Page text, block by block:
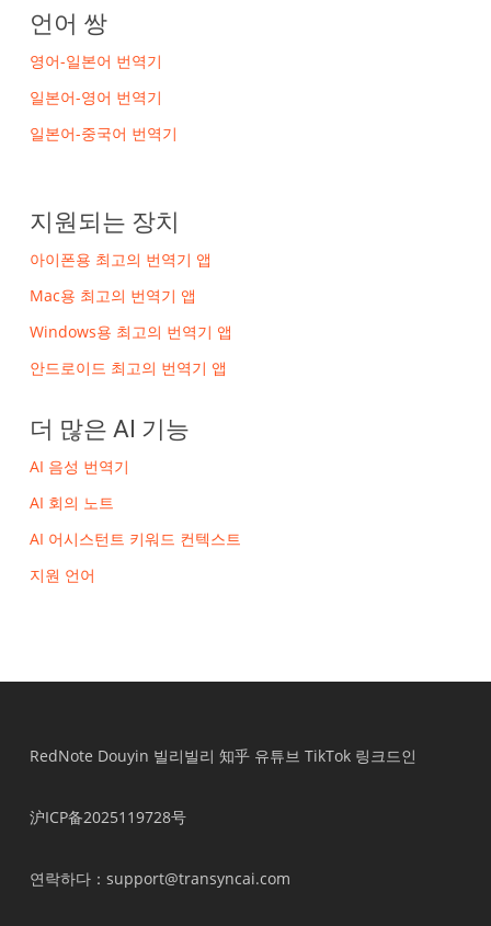
언어 쌍
영어-일본어 번역기
일본어-영어 번역기
일본어-중국어 번역기
지원되는 장치
아이폰용 최고의 번역기 앱
Mac용 최고의 번역기 앱
Windows용 최고의 번역기 앱
안드로이드 최고의 번역기 앱
더 많은 AI 기능
AI 음성 번역기
AI 회의 노트
AI 어시스턴트 키워드 컨텍스트
지원 언어
RedNote Douyin 빌리빌리 知乎 유튜브 TikTok 링크드인
沪ICP备2025119728号
연락하다：support@transyncai.com